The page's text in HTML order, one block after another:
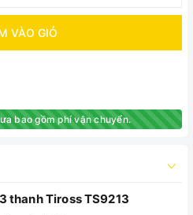
VÀO GIỎ
bao gồm phí vận chuyển.
thanh Tiross TS9213